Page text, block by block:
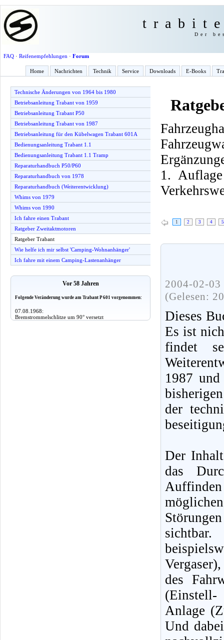
Der
FAQ· Reifenempfehlungen · Forum
Home Nachrichten Technik Service Downloads E-Books
Technische Änderungen von 1964 bis 1980
Betriebsanleitung Trabant von 1959
Betriebsanleitung Trabant P50
Betriebsanleitung Trabant von 1987
Betriebsanleitung für den Kübelwagen Trabant 601A
Bedienungsanleitung Trabant 1.1
Bedienungsanleitung Trabant 1.1 Tramp
Reparaturhandbuch P50/P60
Reparaturhandbuch von 1978
Reparaturhandbuch (Weiterentwicklung)
Whims von 1979
Whims von 1990
Ich fahre einen Trabant
Ratgeber Zweitaktmotoren
Ratgeber Trabant
Wie helfe ich mir selbst 'Camping-Wohnanhänger'
Ich fahre mit einem Camping-Lastenanhänger
Vor 58 Jahren
Folgende Veränderung wurde am Trabant P 601 vorgenommen:
07.08.1968:
Bremstrommelschlitze um 90° versetzt
1.
1 2 3 4 5
2004-02-
(Gelesen:
Dieses
Es ist
findet
1987
der
Der
das
sichtbar.
des
(Einstell-
Anlage
Und